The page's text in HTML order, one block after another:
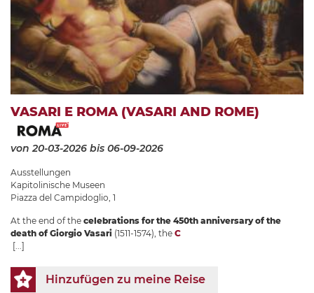
VASARI E ROMA (VASARI AND ROME)
von 20-03-2026 bis 06-09-2026
Ausstellungen
Kapitolinische Museen
Piazza del Campidoglio, 1
At the end of the celebrations for the 450th anniversary of the
death of Giorgio Vasari (1511-1574), the C
[...]
Hinzufügen zu meine Reise